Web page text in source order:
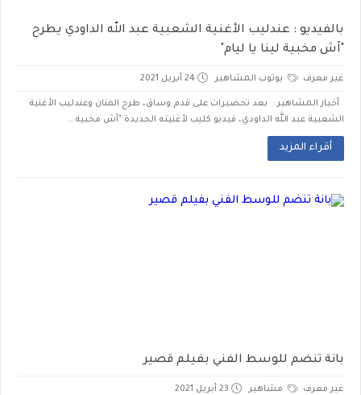
بالفيديو : عندليب الأغنية الشعبية عبد الله الداودي يطرح
"آش مخبية لينا يا ليام"
غير معرف يوتوب المشاهير 24 أبريل 2021
أخبار المشاهير : بعد تحضيرات على قدم وساق، طرح الفنان وعندليب الأغنية
الشعبية عبد الله الداودي، فيديو كليب لأغنيته الجديدة "آش مخبية...
أقراء المزيد
بانة تنضم للوسط الفني بفيلم قصير
غير معرف مشاهير 23 أبريل 2021